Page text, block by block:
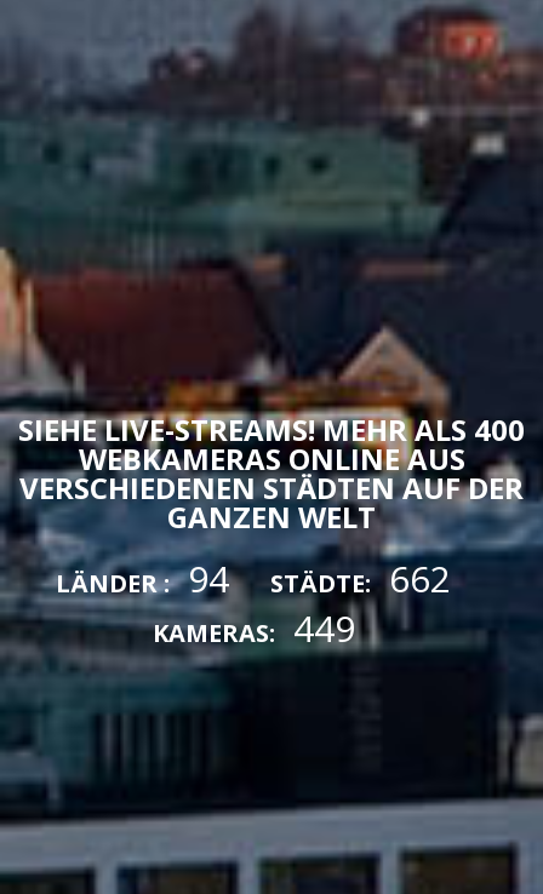
SIEHE LIVE-STREAMS! MEHR ALS 400
WEBKAMERAS ONLINE AUS
VERSCHIEDENEN STÄDTEN AUF DER
GANZEN WELT
LÄNDER : 94 STÄDTE: 662
KAMERAS: 449